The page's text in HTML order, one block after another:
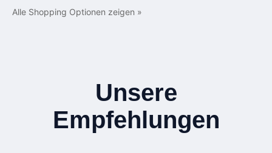
Alle Shopping Optionen zeigen »
Unsere
Empfehlungen